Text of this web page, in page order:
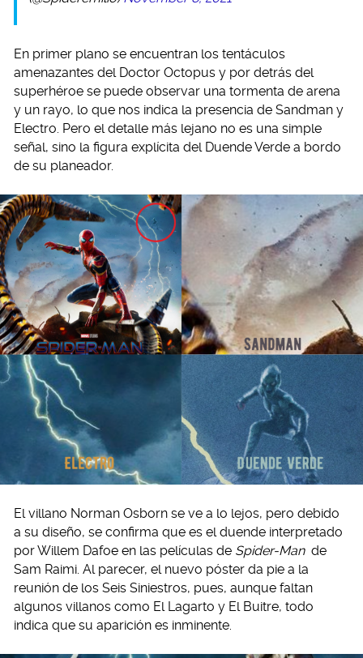
En primer plano se encuentran los tentáculos
amenazantes del Doctor Octopus y por detrás del
superhéroe se puede observar una tormenta de arena
y un rayo, lo que nos indica la presencia de Sandman y
Electro. Pero el detalle más lejano no es una simple
señal, sino la figura explícita del Duende Verde a bordo
de su planeador.
El villano Norman Osborn se ve a lo lejos, pero debido
a su diseño, se confirma que es el duende interpretado
por Willem Dafoe en las películas de Spider-Man de
Sam Raimi. Al parecer, el nuevo póster da pie a la
reunión de los Seis Siniestros, pues, aunque faltan
algunos villanos como El Lagarto y El Buitre, todo
indica que su aparición es inminente.